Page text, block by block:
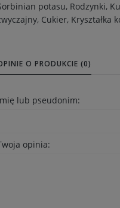
potasu, Rodzynki,
Cukier, Kryształka
O PRODUKCIE (0)
lub pseudonim:
opinia: